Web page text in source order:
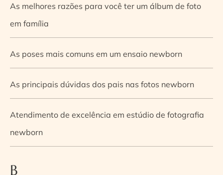
As melhores razões para você ter um álbum de foto
em família
As poses mais comuns em um ensaio newborn
As principais dúvidas dos pais nas fotos newborn
Atendimento de excelência em estúdio de fotografia
newborn
B